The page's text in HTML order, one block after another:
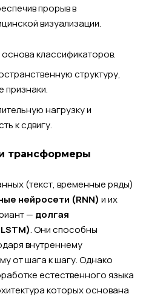
прорыв в
визуализации.
классификаторов.
структуру,
признаки.
нагрузку и
к сдвигу.
трансформеры
(текст, временные ряды)
нейросети (RNN) и их
— долгая
. Они способны
внутреннему
от шага к шагу. Однако
естественного языка
которых основана